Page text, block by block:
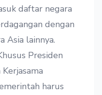
daftar negara
dengan
Asia lainnya.
Presiden
harus